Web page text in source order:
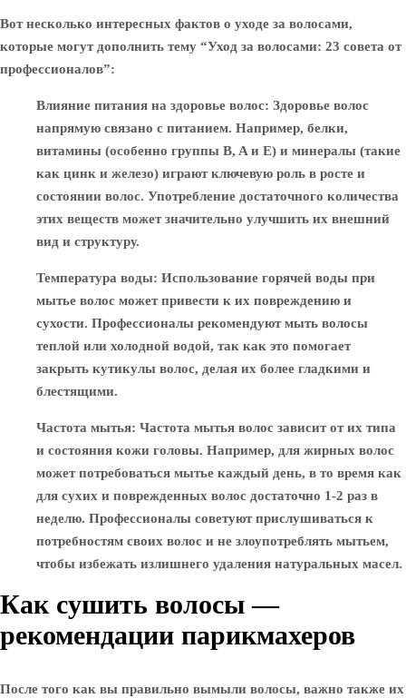
Вот несколько интересных фактов о уходе за волосами,
которые могут дополнить тему “Уход за волосами: 23 совета от
профессионалов”:
Влияние питания на здоровье волос: Здоровье волос
напрямую связано с питанием. Например, белки,
витамины (особенно группы B, A и E) и минералы (такие
как цинк и железо) играют ключевую роль в росте и
состоянии волос. Употребление достаточного количества
этих веществ может значительно улучшить их внешний
вид и структуру.
Температура воды: Использование горячей воды при
мытье волос может привести к их повреждению и
сухости. Профессионалы рекомендуют мыть волосы
теплой или холодной водой, так как это помогает
закрыть кутикулы волос, делая их более гладкими и
блестящими.
Частота мытья: Частота мытья волос зависит от их типа
и состояния кожи головы. Например, для жирных волос
может потребоваться мытье каждый день, в то время как
для сухих и поврежденных волос достаточно 1-2 раз в
неделю. Профессионалы советуют прислушиваться к
потребностям своих волос и не злоупотреблять мытьем,
чтобы избежать излишнего удаления натуральных масел.
Как сушить волосы —
рекомендации парикмахеров
После того как вы правильно вымыли волосы, важно также их